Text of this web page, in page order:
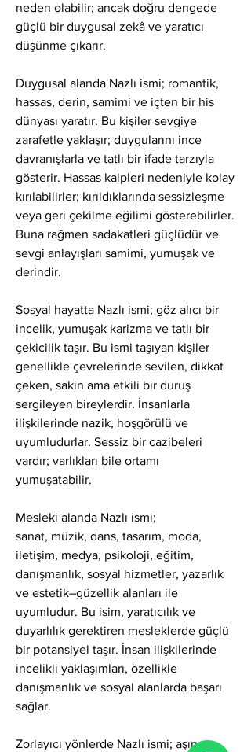
neden olabilir; ancak doğru dengede
güçlü bir duygusal zekâ ve yaratıcı
düşünme çıkarır.
Duygusal alanda Nazlı ismi; romantik,
hassas, derin, samimi ve içten bir his
dünyası yaratır. Bu kişiler sevgiye
zarafetle yaklaşır; duygularını ince
davranışlarla ve tatlı bir ifade tarzıyla
gösterir. Hassas kalpleri nedeniyle kolay
kırılabilirler; kırıldıklarında sessizleşme
veya geri çekilme eğilimi gösterebilirler.
Buna rağmen sadakatleri güçlüdür ve
sevgi anlayışları samimi, yumuşak ve
derindir.
Sosyal hayatta Nazlı ismi; göz alıcı bir
incelik, yumuşak karizma ve tatlı bir
çekicilik taşır. Bu ismi taşıyan kişiler
genellikle çevrelerinde sevilen, dikkat
çeken, sakin ama etkili bir duruş
sergileyen bireylerdir. İnsanlarla
ilişkilerinde nazik, hoşgörülü ve
uyumludurlar. Sessiz bir cazibeleri
vardır; varlıkları bile ortamı
yumuşatabilir.
Mesleki alanda Nazlı ismi;
sanat, müzik, dans, tasarım, moda,
iletişim, medya, psikoloji, eğitim,
danışmanlık, sosyal hizmetler, yazarlık
ve estetik–güzellik alanları ile
uyumludur. Bu isim, yaratıcılık ve
duyarlılık gerektiren mesleklerde güçlü
bir potansiyel taşır. İnsan ilişkilerinde
incelikli yaklaşımları, özellikle
danışmanlık ve sosyal alanlarda başarı
sağlar.
Zorlayıcı yönlerde Nazlı ismi; aşırı